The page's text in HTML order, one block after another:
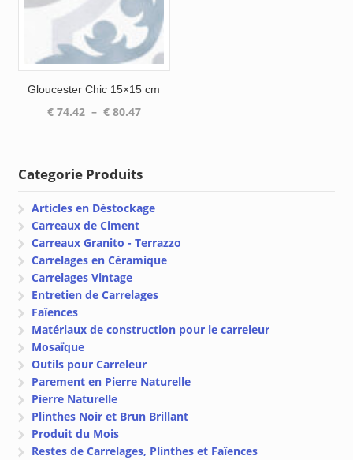
Gloucester Chic 15×15 cm
€74.42 – €80.47Plage
à
Categorie Produits
Articles en Déstockage
Carreaux de Ciment
Carreaux Granito - Terrazzo
Carrelages en Céramique
Carrelages Vintage
Entretien de Carrelages
Faïences
Matériaux de construction pour le carreleur
Mosaïque
Outils pour Carreleur
Parement en Pierre Naturelle
Pierre Naturelle
Plinthes Noir et Brun Brillant
Produit du Mois
Restes de Carrelages, Plinthes et Faïences